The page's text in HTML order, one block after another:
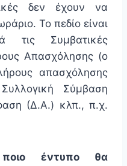
δεν έχουν να
Το πεδίο είναι
τις Συμβατικές
Απασχόλησης (ο
απασχόλησης
Σύμβαση
(Δ.Α.) κλπ., π.χ.
έντυπο θα